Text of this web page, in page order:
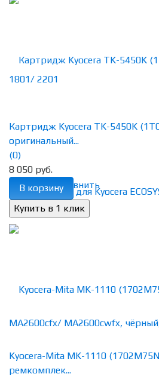
избранное сравнить
Картридж Kyocera TK-5450K
оригинальный...
(0)
8 050 руб.
В корзину
Kyocera-Mita MK-1110
ремкомплек...